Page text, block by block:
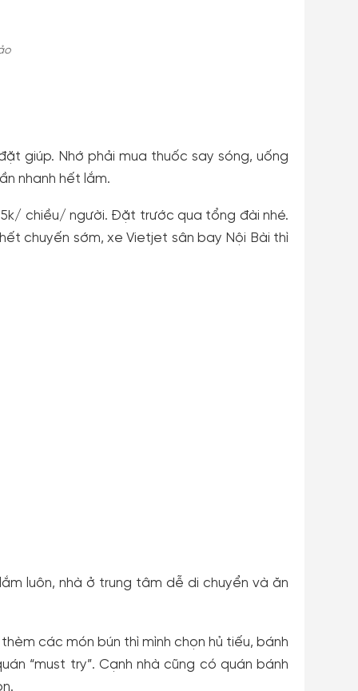
giúp. Nhớ phải mua thuốc say sóng, uống
nhanh hết lắm.
chiều/ người. Đặt trước qua tổng đài nhé.
chuyến sớm, xe Vietjet sân bay Nội Bài thì
luôn, nhà ở trung tâm dễ di chuyển và ăn
các món bún thì mình chọn hủ tiếu, bánh
“must try”. Cạnh nhà cũng có quán bánh